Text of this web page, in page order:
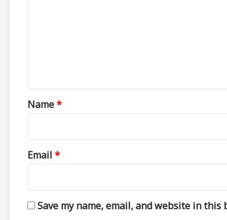
*
Name*
Email *
Save my name, email, and website in